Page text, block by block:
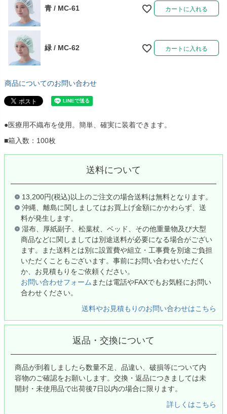
青 / MC-61 カートに入れる
緑 / MC-62 カートに入れる
商品についてのお問い合わせ
●医療用不織布を使用。簡単、確実に装着できます。
■箱入数：100枚
送料について
13,200円(税込)以上のご注文の場合送料は無料となります。
沖縄、離島に関しましてはお買上げ金額にかかわらず、送
料が発生します。
湿布、厚紙副子、松葉杖、ベッド、その他重量物及び大型
商品などに関しましては別途送料が必要になる場合がござい
ます。また送料とは別に設置費や組立・工事費を別途ご負担
いただくこともございます。事前にお問い合わせいただく
か、お見積もりをご依頼ください。
お問い合わせフォームまたは電話やFAXでもお気軽にお問い
合わせください。
送料やお見積もりのお問い合わせはこちら
返品・交換について
商品が到着しましたら数量不足、品違い、破損等について内
容物のご確認をお願いします。交換・返品につきましては未
開封・未使用品で出荷後7日以内の場合に限ります。
詳しくはこちら